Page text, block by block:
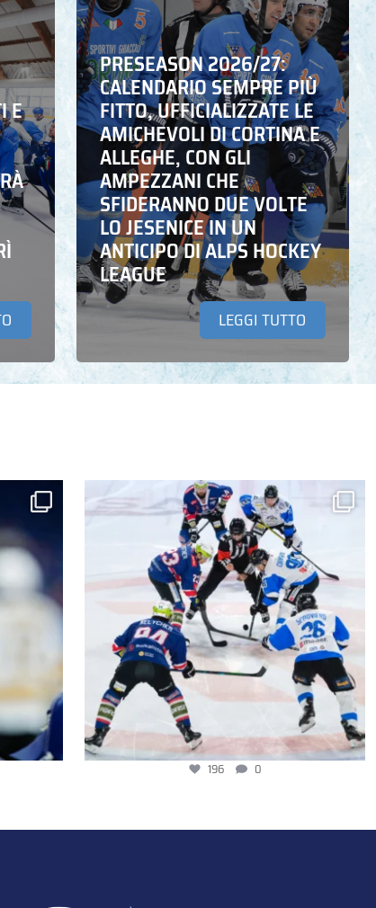
E
PRESEASON 2026/27:
CALENDARIO SEMPRE PIÙ
FITTO, UFFICIALIZZATE LE
AMICHEVOLI DI CORTINA E
ALLEGHE, CON GLI
AMPEZZANI CHE
SFIDERANNO DUE VOLTE
LO JESENICE IN UN
ANTICIPO DI ALPS HOCKEY
LEAGUE
LEGGI TUTTO
196 0